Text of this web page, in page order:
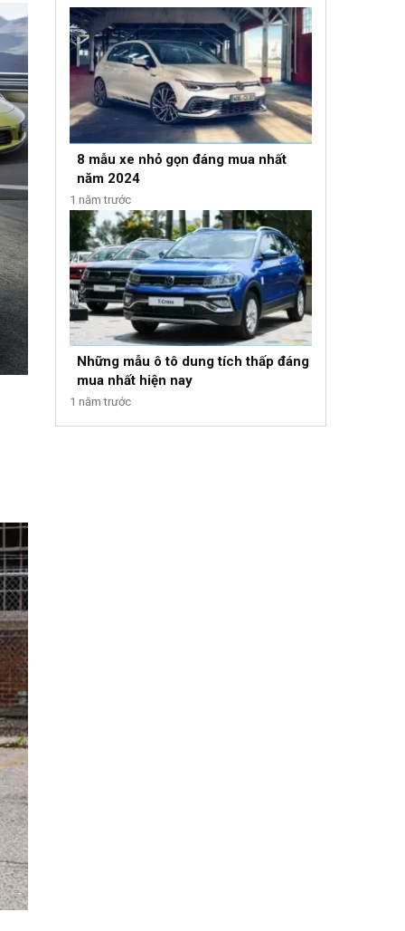
8 mẫu xe nhỏ gọn đáng mua nhất
năm 2024
1 năm trước
Những mẫu ô tô dung tích thấp đáng
mua nhất hiện nay
1 năm trước